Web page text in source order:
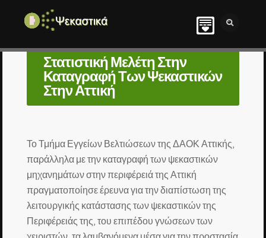
Στατιστική Μελέτη Στην
Καταγραφή Των Ψεκαστικών
Στην Αττική
Το Τμήμα Εγγείων Βελτιώσεων της ΔΑΟΚ Αττικής,
παράλληλα με την καταγραφή των ψεκαστικών
μηχανημάτων στην περιφέρειά της Αττική
πραγματοποίησε έρευνα για την διαπίστωση της
λειτουργικής κατάστασης των ψεκαστικών της
Περιφέρειάς της, του επιπέδου γνώσεων των